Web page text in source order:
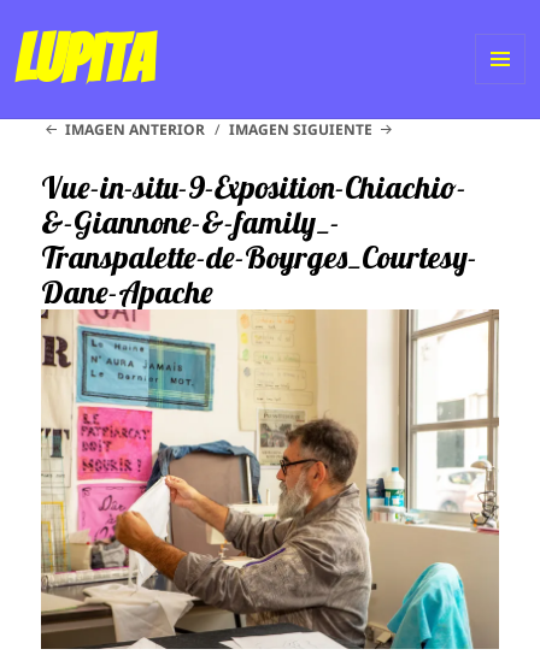
Lupita
IMAGEN ANTERIOR IMAGEN SIGUIENTE
Vue-in-situ-9-Exposition-Chiachio-
&-Giannone-&-family_-
Transpalette-de-Boyrges_Courtesy-
Dane-Apache